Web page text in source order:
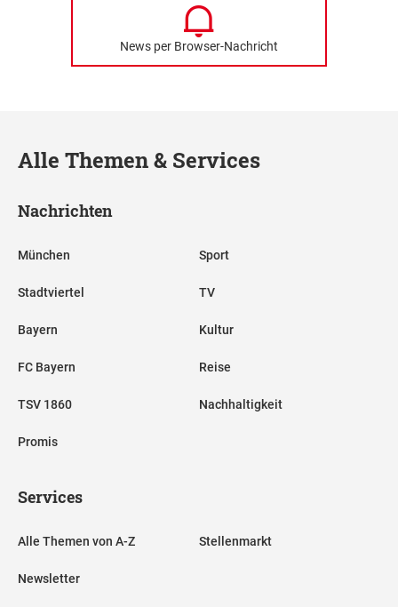
News per Browser-Nachricht
Alle Themen & Services
Nachrichten
München
Stadtviertel
Bayern
FC Bayern
TSV 1860
Promis
Sport
TV
Kultur
Reise
Nachhaltigkeit
Services
Alle Themen von A-Z
Newsletter
Stellenmarkt